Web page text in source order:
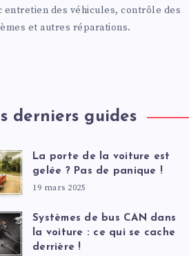
entretien des véhicules, contrôle des
et autres réparations.
derniers guides
La porte de la voiture est
gelée ? Pas de panique !
19 mars 2025
Systèmes de bus CAN dans
la voiture : ce qui se cache
derrière !